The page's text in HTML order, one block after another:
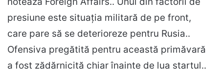
presiune este situația militară de pe front,
care pare să se deterioreze pentru Rusia..
Ofensiva pregătită pentru această primăvară
a fost zădărnicită chiar înainte de lua startul..